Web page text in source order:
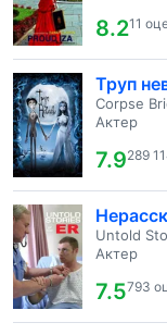
8.211
Труп
Corpse
Актер
7.9289
Untold
Актер
7.5793